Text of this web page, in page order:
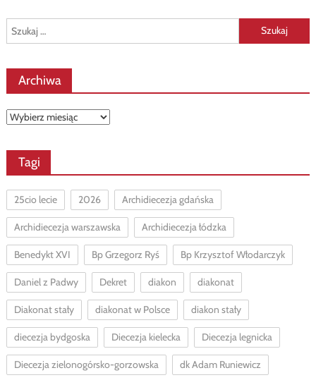
Szukaj:
Archiwa
Archiwa
Tagi
25cio lecie 2026 Archidiecezja gdańska
Archidiecezja warszawska Archidiecezja łódzka
Benedykt XVI Bp Grzegorz Ryś Bp Krzysztof Włodarczyk
Daniel z Padwy Dekret diakon diakonat
Diakonat stały diakonat w Polsce diakon stały
diecezja bydgoska Diecezja kielecka Diecezja legnicka
Diecezja zielonogórsko-gorzowska dk Adam Runiewicz